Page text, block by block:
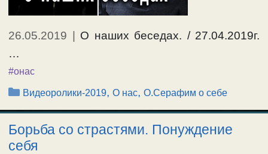
26.05.2019
О наших беседах. / 27.04.2019г.
…
#онас
Рубрики
Видеоролики-2019,О нас,О.Серафим о себе
Борьба со страстями. Понуждение
себя